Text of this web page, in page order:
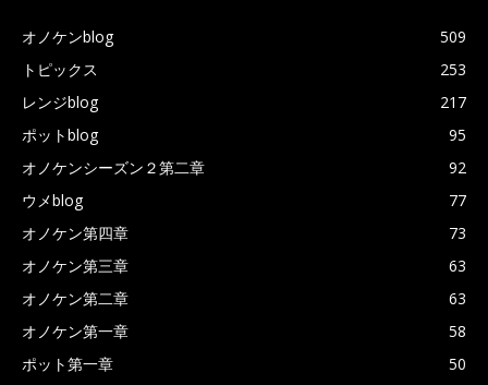
オノケンblog
509
トピックス
253
レンジblog
217
ポットblog
95
オノケンシーズン２第二章
92
ウメblog
77
オノケン第四章
73
オノケン第三章
63
オノケン第二章
63
オノケン第一章
58
ポット第一章
50